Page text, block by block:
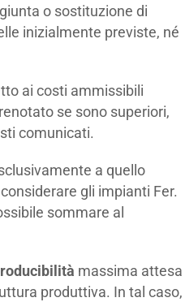
o sostituzione di
inizialmente previste, né
ai costi ammissibili
se sono superiori,
comunicati.
a quello
gli impianti Fer.
sommare al
massima attesa
produttiva. In tal caso,